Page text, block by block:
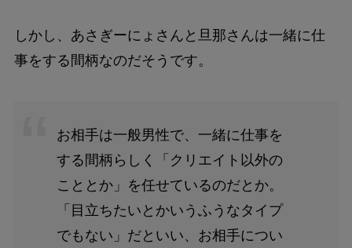
しかし、あさぎーにょさんと旦那さんは一緒に仕
事をする間柄なのだそうです。
お相手は一般男性で、一緒に仕事を
する間柄らしく「クリエイト以外の
こととか」を任せているのだとか。
「目立ちたいとかいうふうなタイプ
でもない」だといい、お相手につい